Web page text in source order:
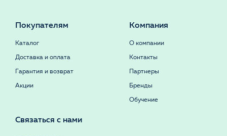
Покупателям
Каталог
Доставка и оплата
Гарантия и возврат
Акции
Компания
О компании
Контакты
Партнеры
Бренды
Обучение
Связаться с нами